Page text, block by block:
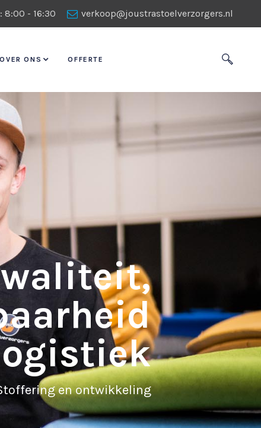
8:00 - 16:30 verkoop@joustrastoelverzorgers.nl
OVER ONS OFFERTE
tofferingenontwikkeling